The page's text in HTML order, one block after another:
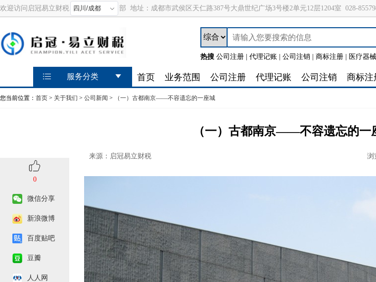
欢迎访问启冠易立财税 部 地址： 成都市武侯区天仁路387号大鼎世纪广场3号楼2单元12层1204室 028-
热搜 公司注册 代理记账 公司注销 商标注册 医疗器械
服务分类 首页 业务范围 公司注册 代理记账 公司注销 商标注
您当前位置： 首页 > 关于我们 > 公司新闻 > （一）古都南京——不容遗忘的一座城
0
微信分享
新浪微博
百度贴吧
豆瓣
人人网
（一）古都南京——不容遗忘的一
来源：启冠易立财税 浏